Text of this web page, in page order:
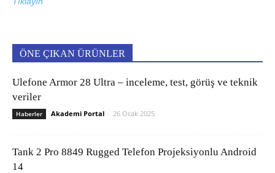
ÖNE ÇIKAN ÜRÜNLER
Ulefone Armor 28 Ultra – inceleme, test, görüş ve teknik
veriler
Haberler Akademi Portal - 26 Ocak 2025
Tank 2 Pro 8849 Rugged Telefon Projeksiyonlu Android
14